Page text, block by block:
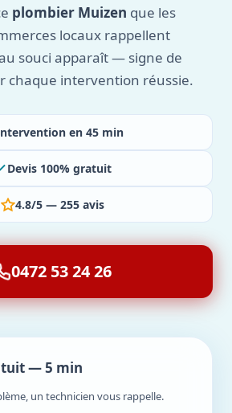
plombier Muizen que les
locaux rappellent
souci apparaît — signe de
chaque intervention réussie.
en 45 min
Devis 100% gratuit
4.8/5 — 255 avis
0472 53 24 26
— 5 min
un technicien vous rappelle.